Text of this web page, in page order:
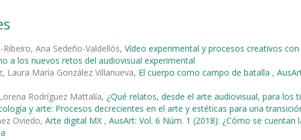
Ribeiro, Ana Sedeño-Valdellós, Vídeo experimental y procesos creativos
a los nuevos retos del audiovisual experimental
Laura María González Villanueva, El cuerpo como campo de batalla ,
Rodríguez Mattalía, ¿Qué relatos, desde el arte audiovisual, para los
y arte: Procesos decrecientes en el arte y estéticas para una
Oviedo, Arte digital MX , AusArt: Vol. 6 Núm. 1 (2018): ¿Cómo se